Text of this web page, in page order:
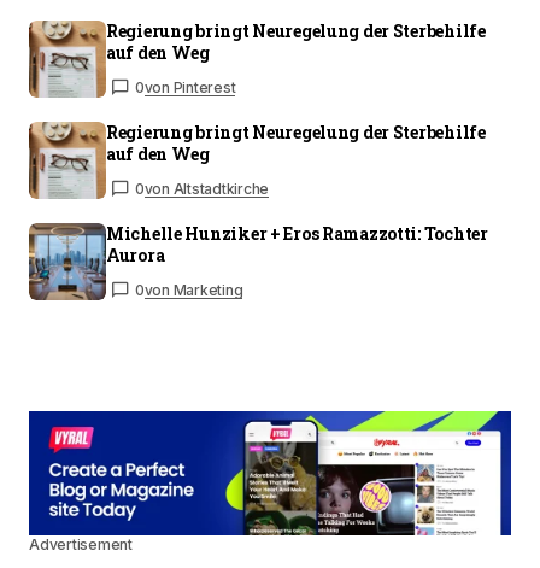
Regierung bringt Neuregelung der Sterbehilfe
auf den Weg
0von Pinterest
Regierung bringt Neuregelung der Sterbehilfe
auf den Weg
0von Altstadtkirche
Michelle Hunziker + Eros Ramazzotti: Tochter
Aurora
0von Marketing
Advertisement